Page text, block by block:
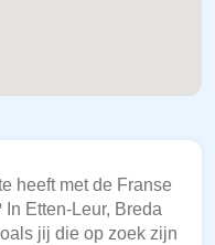
heeft met de Franse
Etten-Leur, Breda
jij die op zoek zijn